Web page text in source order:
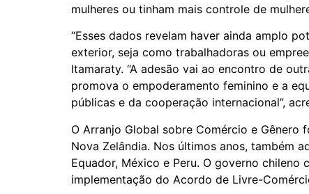
mulheres ou tinham mais controle de
“Esses dados revelam haver ainda amplo
exterior, seja como trabalhadoras ou
Itamaraty. “A adesão vai ao encontro de
promova o empoderamento feminino e a
públicas e da cooperação internacional”,
O Arranjo Global sobre Comércio e Gênero
Nova Zelândia. Nos últimos anos, também
Equador, México e Peru. O governo
implementação do Acordo de Livre-